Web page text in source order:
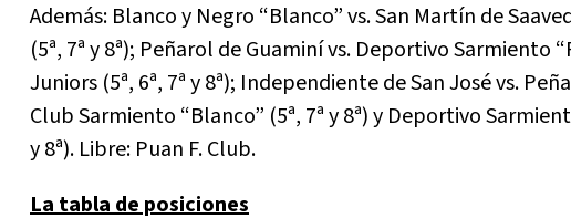
Además: Blanco y Negro “Blanco” vs. San Martín de
(5ª, 7ª y 8ª); Peñarol de Guaminí vs. Deportivo Sarmiento
Juniors (5ª, 6ª, 7ª y 8ª); Independiente de San José vs.
Club Sarmiento “Blanco” (5ª, 7ª y 8ª) y Deportivo
y 8ª). Libre: Puan F. Club.
La tabla de posiciones